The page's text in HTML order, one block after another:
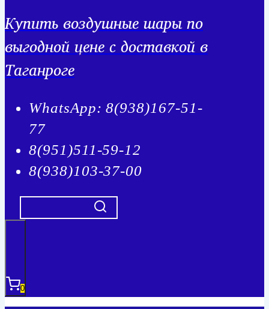
Купить воздушные шары по
выгодной цене с доставкой в
Таганроге
WhatsApp: 8(938)167-51-
77
8(951)511-59-12
8(938)103-37-00
0